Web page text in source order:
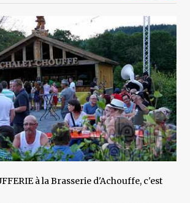
à la Brasserie d'Achouffe, c'est